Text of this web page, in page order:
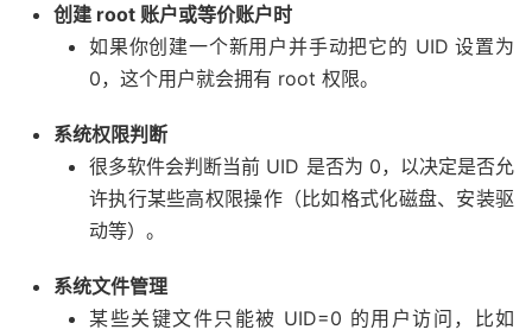
创建 root 账户或等价账户时
如果你创建一个新用户并手动把它的 UID 设置为
0，这个用户就会拥有 root 权限。
系统权限判断
很多软件会判断当前 UID 是否为 0，以决定是否允
许执行某些高权限操作（比如格式化磁盘、安装驱
动等）。
系统文件管理
某些关键文件只能被 UID=0 的用户访问，比如